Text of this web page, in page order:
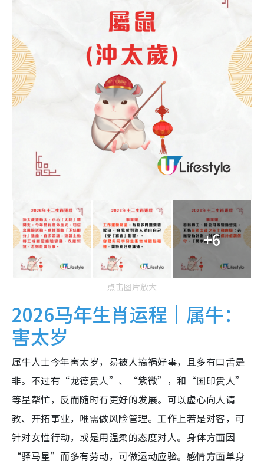
+6
点击图片放大
2026马年生肖运程｜属牛：
害太岁
属牛人士今年害太岁，易被人搞祸好事，且多有口舌是
非。不过有“龙德贵人”、“紫微”，和“国印贵人”
等星帮忙，反而随时有更好的发展。可以虚心向人请
教、开拓事业，唯需做风险管理。工作上若是对客，可
针对女性行动，或是用温柔的态度对人。身体方面因
“驿马星”而多有劳动，可做运动应验。感情方面单身